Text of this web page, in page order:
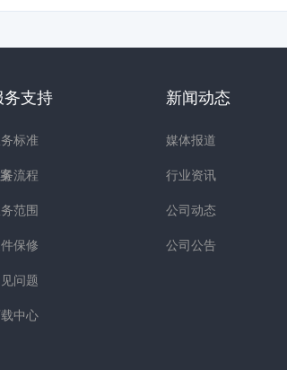
务支持
标准
流程
范围
保修
问题
中心
新闻动态
媒体报道
行业资讯
公司动态
公司公告